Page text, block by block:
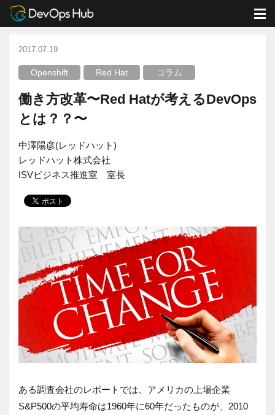
DevOps Hub ブログ コラム
2017.07.19
Openshift Red Hat コラム
働き方改革〜Red Hatが考えるDevOps
とは？？〜
中澤陽彦(レッドハット)
レッドハット株式会社
ISVビジネス推進室 室長
ある調査会社のレポートでは、アメリカの上場企業
S&P500の平均寿命は1960年に60年だったものが、2010